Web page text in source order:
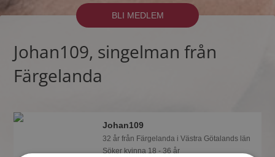
BLI MEDLEM
Johan109, singelman från
Färgelanda
Johan109
32 år från Färgelanda i Västra Götalands län
Söker kvinna 18 - 36 år